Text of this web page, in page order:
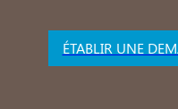
ÉTABLIR UNE